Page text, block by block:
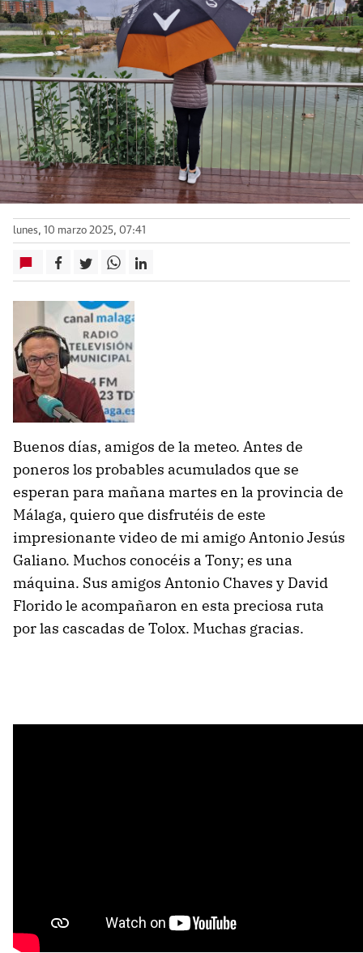
lunes, 10 marzo 2025, 07:41
Buenos días, amigos de la meteo. Antes de
poneros los probables acumulados que se
esperan para mañana martes en la provincia de
Málaga, quiero que disfrutéis de este
impresionante video de mi amigo Antonio Jesús
Galiano. Muchos conocéis a Tony; es una
máquina. Sus amigos Antonio Chaves y David
Florido le acompañaron en esta preciosa ruta
por las cascadas de Tolox. Muchas gracias.